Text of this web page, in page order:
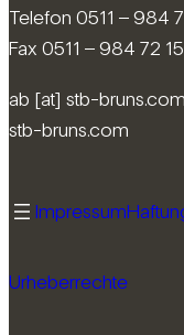
Telefon 0511 – 984
Fax 0511 – 984 72 15
ab [at] stb-bruns.com
stb-bruns.com
Impressum
Urheberrechte